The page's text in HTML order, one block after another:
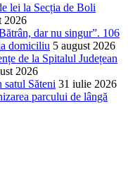
lei la Secția de Boli
2026
dar nu singur”. 106
domiciliu 5 august 2026
de la Spitalul Județean
2026
satul Săteni 31 iulie 2026
parcului de lângă